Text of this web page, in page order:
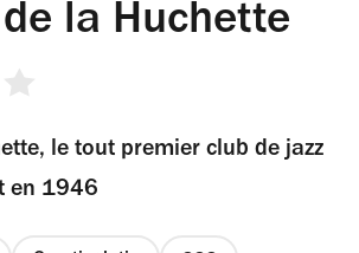
la Huchette
le tout premier club de jazz
en 1946